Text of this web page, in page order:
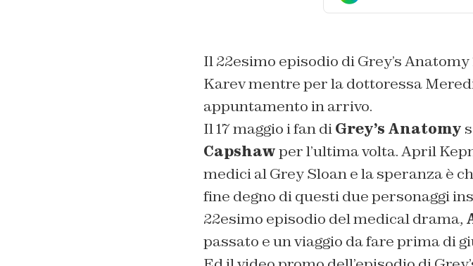
Il 22esimo episodio di Grey’s
Karev mentre per la dottoressa
appuntamento in arrivo.
Il 17 maggio i fan diGrey’s Anatomy
Capshawper l’ultima volta. April
medici al Grey Sloan e la speranza è
fine degno di questi due personaggi
22esimo episodio del medical drama,
passato e un viaggio da fare prima di